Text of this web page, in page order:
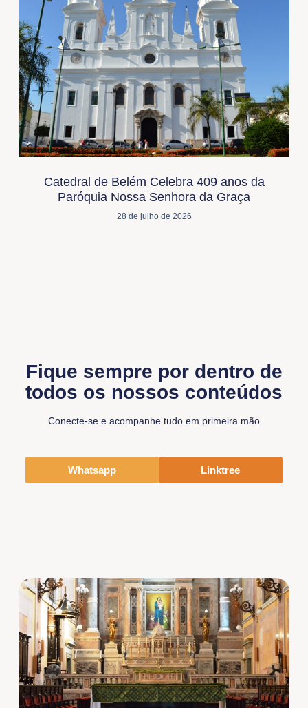
Catedral de Belém Celebra 409 anos da
Paróquia Nossa Senhora da Graça
28 de julho de 2026
Fique sempre por dentro de
todos os nossos conteúdos
Conecte-se e acompanhe tudo em primeira mão
Whatsapp Linktree